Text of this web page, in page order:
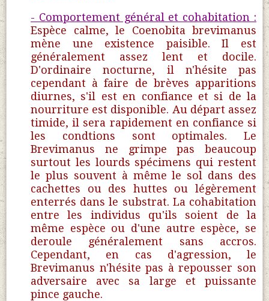
- Comportement général et cohabitation :
Espèce calme, le Coenobita brevimanus
mène une existence paisible. Il est
généralement assez lent et docile.
D'ordinaire nocturne, il n'hésite pas
cependant à faire de brèves apparitions
diurnes, s'il est en confiance et si de la
nourriture est disponible. Au départ assez
timide, il sera rapidement en confiance si
les condtions sont optimales. Le
Brevimanus ne grimpe pas beaucoup
surtout les lourds spécimens qui restent
le plus souvent à même le sol dans des
cachettes ou des huttes ou légèrement
enterrés dans le substrat. La cohabitation
entre les individus qu'ils soient de la
même espèce ou d'une autre espèce, se
deroule généralement sans accros.
Cependant, en cas d'agression, le
Brevimanus n'hésite pas à repousser son
adversaire avec sa large et puissante
pince gauche.